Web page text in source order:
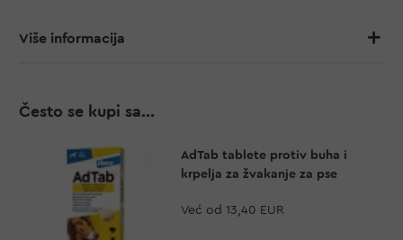
Više informacija
Često se kupi sa...
AdTab tablete protiv buha i
krpelja za žvakanje za pse
Već od 13,40 EUR